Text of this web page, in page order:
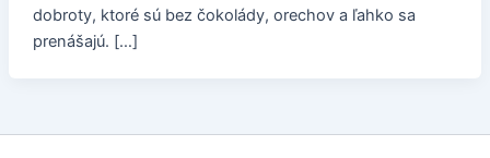
dobroty, ktoré sú bez čokolády, orechov a ľahko sa
prenášajú. […]